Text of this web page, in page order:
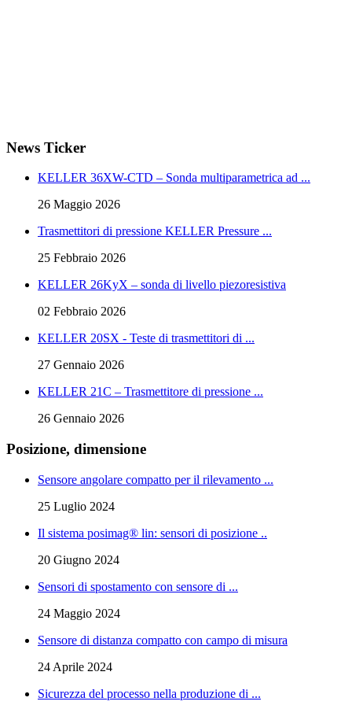
News Ticker
KELLER 36XW-CTD – Sonda multiparametrica ad ...
26 Maggio 2026
Trasmettitori di pressione KELLER Pressure ...
25 Febbraio 2026
KELLER 26KyX – sonda di livello piezoresistiva
02 Febbraio 2026
KELLER 20SX - Teste di trasmettitori di ...
27 Gennaio 2026
KELLER 21C – Trasmettitore di pressione ...
26 Gennaio 2026
Posizione, dimensione
Sensore angolare compatto per il rilevamento ...
25 Luglio 2024
Il sistema posimag® lin: sensori di posizione ..
20 Giugno 2024
Sensori di spostamento con sensore di ...
24 Maggio 2024
Sensore di distanza compatto con campo di misura
24 Aprile 2024
Sicurezza del processo nella produzione di ...